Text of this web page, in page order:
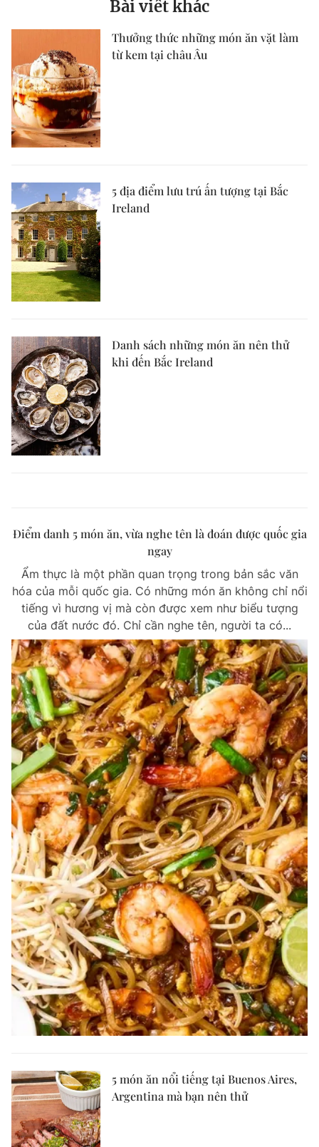
Bài viết khác
Thưởng thức những món ăn vặt làm
từ kem tại châu Âu
5 địa điểm lưu trú ấn tượng tại Bắc
Ireland
Danh sách những món ăn nên thử
khi đến Bắc Ireland
Điểm danh 5 món ăn, vừa nghe tên là đoán được quốc gia
ngay
Ẩm thực là một phần quan trọng trong bản sắc văn
hóa của mỗi quốc gia. Có những món ăn không chỉ nổi
tiếng vì hương vị mà còn được xem như biểu tượng
của đất nước đó. Chỉ cần nghe tên, người ta có...
5 món ăn nổi tiếng tại Buenos Aires,
Argentina mà bạn nên thử